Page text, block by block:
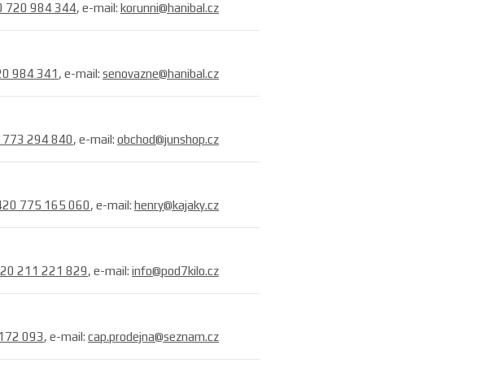
720 984 344, e-mail:korunni@hanibal.cz
984 341 , e-mail:senovazne@hanibal.cz
773 294 840, e-mail:obchod@junshop.cz
775 165 060, e-mail:henry@kajaky.cz
211 221 829, e-mail:info@pod7kilo.cz
093, e-mail:cap.prodejna@seznam.cz